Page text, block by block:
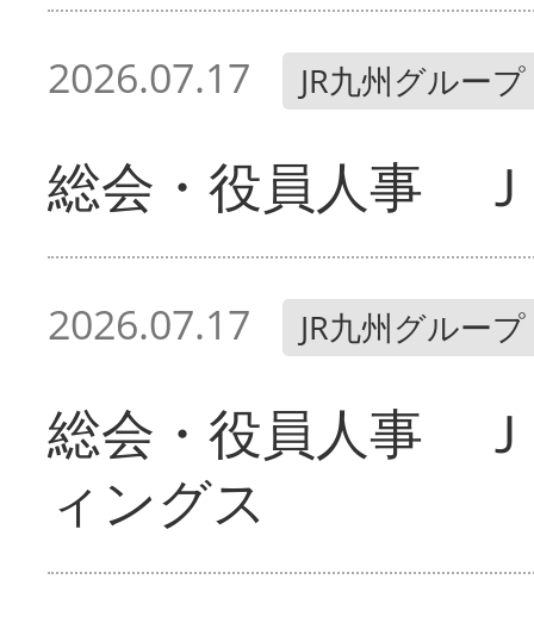
2026.07.17 JR九州グループ
総会・役員人事
2026.07.17 JR九州グループ
総会・役員人事
ィングス